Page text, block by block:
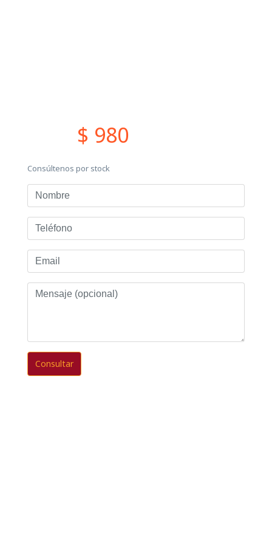
$ 980
Consúltenos por stock
Nombre
Teléfono
Email
Mensaje
(opcional)
Consultar